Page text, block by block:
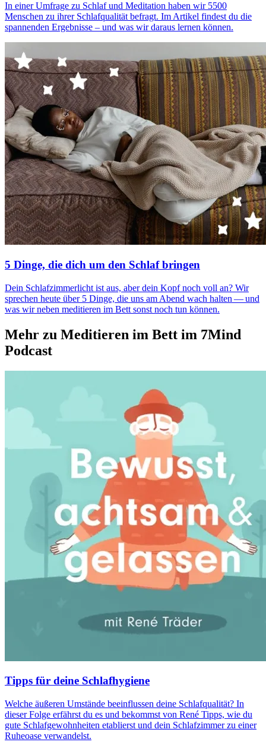
In einer Umfrage zu Schlaf und Meditation haben wir 5500
Menschen zu ihrer Schlafqualität befragt. Im Artikel findest du die
spannenden Ergebnisse – und was wir daraus lernen können.
5 Dinge, die dich um den Schlaf bringen
Dein Schlaf­zim­mer­licht ist aus, aber dein Kopf noch voll an? Wir
spre­chen heute über 5 Dinge, die uns am Abend wach halten — und
was wir neben meditieren im Bett sonst noch tun können.
Mehr zu Meditieren im Bett im 7Mind
Podcast
Tipps für deine Schlafhygiene
Welche äußeren Umstände beeinflussen deine Schlafqualität? In
dieser Folge erfährst du es und bekommst von René Tipps, wie du
gute Schlafgewohnheiten etablierst und dein Schlafzimmer zu einer
Ruheoase verwandelst.